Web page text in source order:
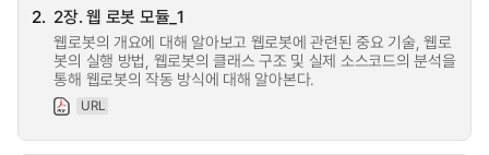
2. 2장. 웹 로봇 모듈_1
웹로봇의 개요에 대해 알아보고 웹로봇에 관련된 중요 기술, 웹로
봇의 실행 방법, 웹로봇의 클래스 구조 및 실제 소스코드의 분석을
통해 웹로봇의 작동 방식에 대해 알아본다.
URL